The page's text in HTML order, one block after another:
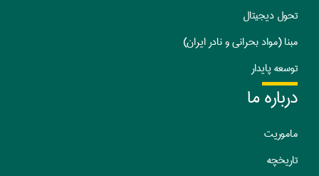
درباره ما
ماموریت
تاریخچه
تحول دیجیتال
مبنا (مواد بحرانی و نادر ایران)
توسعه پایدار